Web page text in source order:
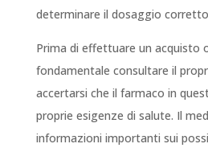
determinare il dosaggio
Prima di effettuare un acquisto
fondamentale consultare il
accertarsi che il farmaco in
proprie esigenze di salute. Il
informazioni importanti sui